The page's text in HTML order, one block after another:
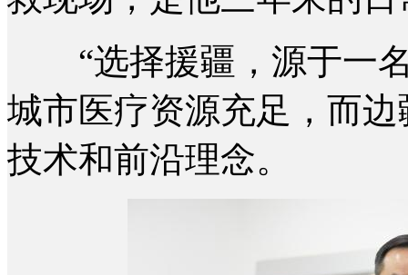
“选择援疆，源于一名
城市医疗资源充足，而
技术和前沿理念。